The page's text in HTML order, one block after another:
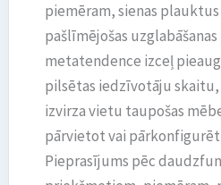
piemēram, sienas
pašlīmējošas uzglabāšanas
metatendence izceļ
pilsētas iedzīvotāju
izvirza vietu taupošas
pārvietot vai
Pieprasījums pēc